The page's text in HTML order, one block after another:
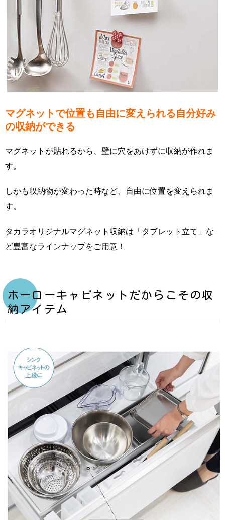
マグネットで位置も自由に変えられる自分好み
の収納ができる
マグネットが貼れるから、壁に穴をあけずに収納が作れま
す。
しかも収納物が変わった時など、自由に位置を変えられま
す。
タカラオリジナルマグネット収納は「タブレット立て」な
ど豊富なラインナップをご用意！
ホーローキャビネットだからこその収
納アイテム